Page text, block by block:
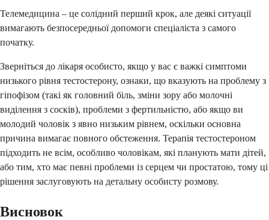
Телемедицина – це солідний перший крок, але деякі ситуації
вимагають безпосередньої допомоги спеціаліста з самого
початку.
Зверніться до лікаря особисто, якщо у вас є важкі симптоми
низького рівня тестостерону, ознаки, що вказують на проблему з
гіпофізом (такі як головний біль, зміни зору або молочні
виділення з сосків), проблеми з фертильністю, або якщо ви
молодий чоловік з явно низьким рівнем, оскільки основна
причина вимагає повного обстеження. Терапія тестостероном
підходить не всім, особливо чоловікам, які планують мати дітей,
або тим, хто має певні проблеми із серцем чи простатою, тому ці
рішення заслуговують на детальну особисту розмову.
Висновок